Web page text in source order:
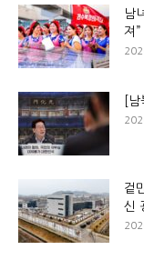
남
져”
[
겉
신